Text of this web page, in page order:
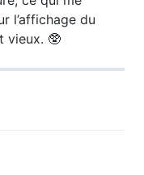
l’affichage du
vieux. 🥸